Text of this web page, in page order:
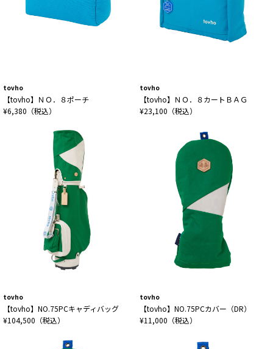
tovho
【tovho】ＮＯ．８ポーチ
¥6,380（税込）
tovho
【tovho】ＮＯ．８カートＢＡＧ
¥23,100（税込）
tovho
【tovho】NO.75PCキャディバッグ
¥104,500（税込）
tovho
【tovho】NO.75PCカバー（DR）
¥11,000（税込）